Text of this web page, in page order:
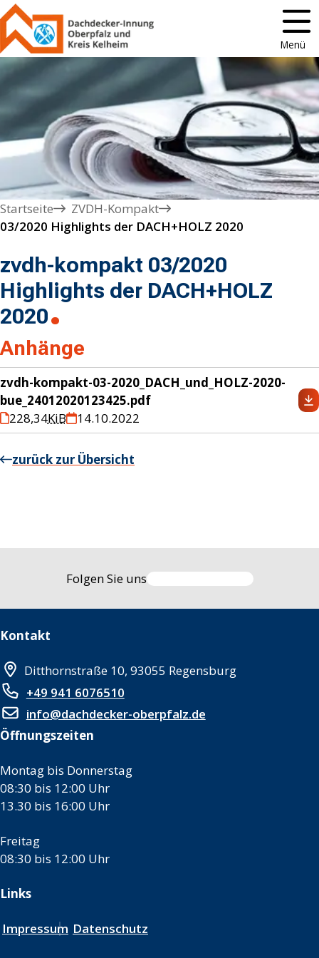
Menü
Startseite
ZVDH-Kompakt
03/2020 Highlights der DACH+HOLZ 2020
zvdh-kompakt 03/2020
Highlights der DACH+HOLZ
2020
Anhänge
zvdh-kompakt-03-2020_DACH_und_HOLZ-2020-
bue_24012020123425.pdf
228,34KiB 14.10.2022
zurück zur Übersicht
Folgen Sie uns
Kontakt
Ditthornstraße 10, 93055 Regensburg
+49 941 6076510
info@dachdecker-oberpfalz.de
Öffnungszeiten
Montag bis Donnerstag
08:30 bis 12:00 Uhr
13.30 bis 16:00 Uhr
Freitag
08:30 bis 12:00 Uhr
Links
Impressum Datenschutz